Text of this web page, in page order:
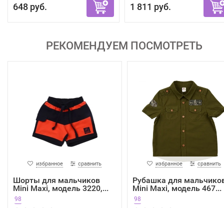
648 руб. 1 811 руб.
РЕКОМЕНДУЕМ ПОСМОТРЕТЬ
избранное сравнить
Шорты для мальчиков
Mini Maxi, модель 3220,...
98
избранное сравнить
Рубашка для
Mini Maxi, модель 467...
98